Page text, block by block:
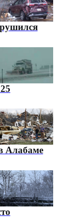
Алабаме